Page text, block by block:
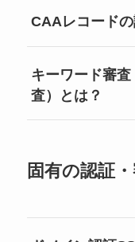
CAAレコード
キーワード審
査）とは？
固有の認証